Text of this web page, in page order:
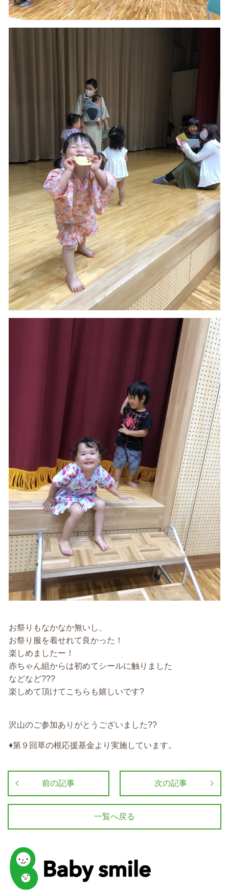
お祭りもなかなか無いし、
お祭り服を着せれて良かった！
楽しめましたー！
赤ちゃん組からは初めてシールに触りました
などなど???
楽しめて頂けてこちらも嬉しいです?
沢山のご参加ありがとうございました??
♦第９回草の根応援基金より実施しています。
前の記事 次の記事
一覧へ戻る